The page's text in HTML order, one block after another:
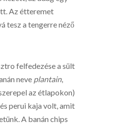
Az étteremet
tesz a tengerre néző
felfedezése a sült
neve plantain,
az étlapokon)
perui kaja volt, amit
A banán chips